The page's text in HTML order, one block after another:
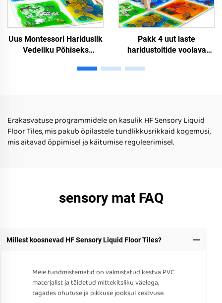
Uus Montessori Hariduslik
Vedeliku Põhiseks
Autisuse Raviks Pröömium
Pakk 4 uut laste
haridustoitide voolava
lastemängumat Lasted
Erakasvatuse programmidele on kasulik HF Sensory Liquid
Floor Tiles, mis pakub õpilastele tundlikkusrikkaid kogemusi,
mis aitavad õppimisel ja käitumise reguleerimisel.
sensory mat FAQ
Millest koosnevad HF Sensory Liquid Floor Tiles?
Meie tundmistematid on valmistatud kestva PVC
materjalist ja täidetud mittekitsliku väelega,
tagades ohutuse ja pikkuse jooksul kestvuse.